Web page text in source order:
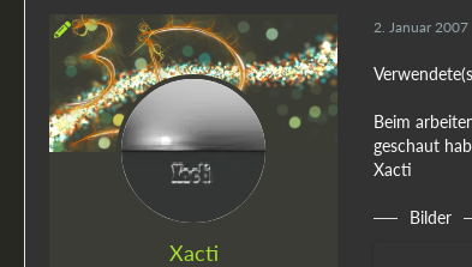
Xacti
2. Januar 2007
Beim
geschaut
Xacti
Bilder